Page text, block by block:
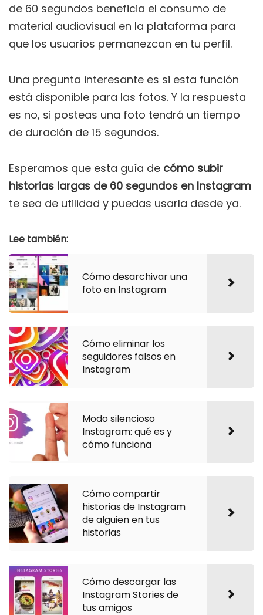
de 60 segundos beneficia el consumo de
material audiovisual en la plataforma para
que los usuarios permanezcan en tu perfil.
Una pregunta interesante es si esta función
está disponible para las fotos. Y la respuesta
es no, si posteas una foto tendrá un tiempo
de duración de 15 segundos.
Esperamos que esta guía de cómo subir
historias largas de 60 segundos en Instagram
te sea de utilidad y puedas usarla desde ya.
Lee también:
Cómo desarchivar una
foto en Instagram
Cómo eliminar los
seguidores falsos en
Instagram
Modo silencioso
Instagram: qué es y
cómo funciona
Cómo compartir
historias de Instagram
de alguien en tus
historias
Cómo descargar las
Instagram Stories de
tus amigos